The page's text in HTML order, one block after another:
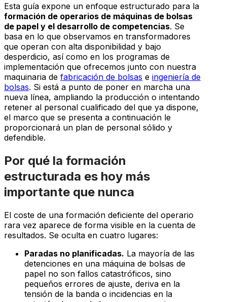
Esta guía expone un enfoque estructurado para la
formación de operarios de máquinas de bolsas
de papel y el desarrollo de competencias. Se
basa en lo que observamos en transformadores
que operan con alta disponibilidad y bajo
desperdicio, así como en los programas de
implementación que ofrecemos junto con nuestra
maquinaria de fabricación de bolsas e ingeniería de
bolsas. Si está a punto de poner en marcha una
nueva línea, ampliando la producción o intentando
retener al personal cualificado del que ya dispone,
el marco que se presenta a continuación le
proporcionará un plan de personal sólido y
defendible.
Por qué la formación
estructurada es hoy más
importante que nunca
El coste de una formación deficiente del operario
rara vez aparece de forma visible en la cuenta de
resultados. Se oculta en cuatro lugares:
Paradas no planificadas. La mayoría de las
detenciones en una máquina de bolsas de
papel no son fallos catastróficos, sino
pequeños errores de ajuste, deriva en la
tensión de la banda o incidencias en la